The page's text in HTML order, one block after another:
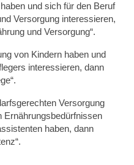
und sich für den Beruf
Versorgung interessieren,
und Versorgung“.
von Kindern haben und
interessieren, dann
Versorgung
Ernährungsbedürfnissen
haben, dann